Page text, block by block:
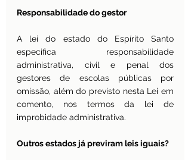
Responsabilidade do gestor
A lei do estado do Espírito Santo
especifica  responsabilidade
administrativa, civil e penal dos
gestores de escolas públicas por
omissão, além do previsto nesta Lei em
comento, nos termos da lei de
improbidade administrativa.
Outros estados já previram leis iguais?